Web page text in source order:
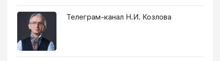
Телеграм-канал Н.И. Козлова